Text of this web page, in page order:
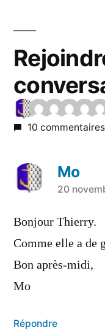
10 commentaires
Mo
20
Bonjour Thierry.
Comme elle a de
Bon après-midi,
Mo
Répondre